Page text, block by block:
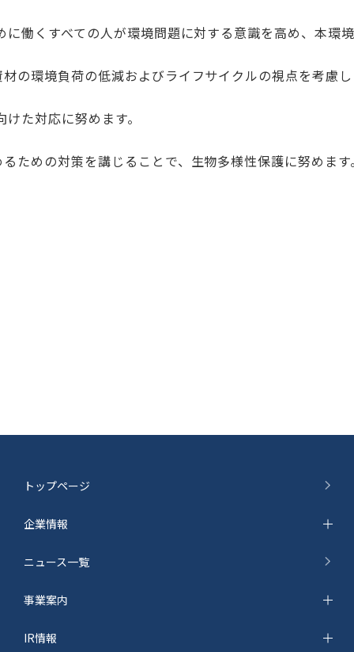
働くすべての人が環境問題に対する意識を高め、本環
の環境負荷の低減およびライフサイクルの視点を考慮
た対応に努めます。
ための対策を講じることで、生物多様性保護に努めます
トップページ
企業情報
ニュース一覧
事業案内
IR情報